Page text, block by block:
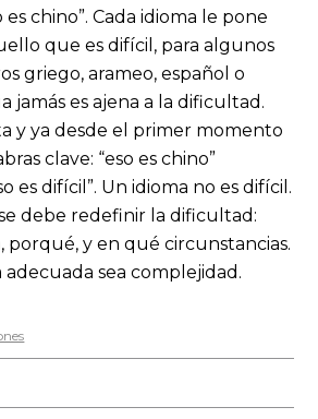
es chino”. Cada idioma le pone
que es difícil, para algunos
griego, arameo, español o
jamás es ajena a la dificultad.
y ya desde el primer momento
clave: “eso es chino”
es difícil”. Un idioma no es difícil.
debe redefinir la dificultad:
porqué, y en qué circunstancias.
adecuada sea complejidad.